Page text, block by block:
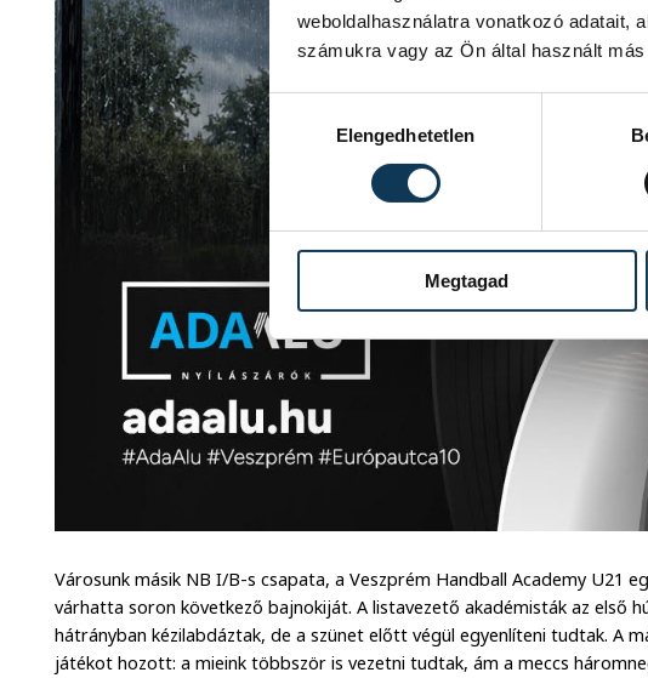
weboldalhasználatra vonatkozó adatait,
számukra vagy az Ön által használt
Elengedhetetlen
Megtagad
Városunk másik NB I/B-s csapata, a Veszprém Handball Academy U21
várhatta soron következő bajnokiját. A listavezető akadémisták az első
hátrányban kézilabdáztak, de a szünet előtt végül egyenlíteni tudtak. A
játékot hozott: a mieink többször is vezetni tudtak, ám a meccs